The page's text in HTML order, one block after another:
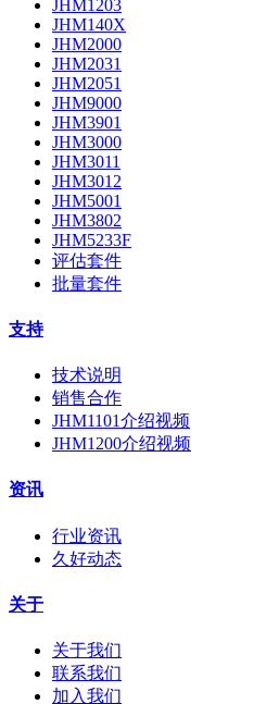
JHM1203
JHM140X
JHM2000
JHM2031
JHM2051
JHM9000
JHM3901
JHM3000
JHM3011
JHM3012
JHM5001
JHM3802
JHM5233F
评估套件
批量套件
支持
技术说明
销售合作
JHM1101介绍视频
JHM1200介绍视频
资讯
行业资讯
久好动态
关于
关于我们
联系我们
加入我们